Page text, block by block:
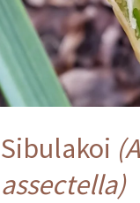
Sibulakoi
assectella)